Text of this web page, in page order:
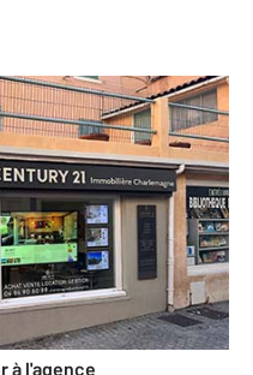
Péri
à l'agence
à l'agence